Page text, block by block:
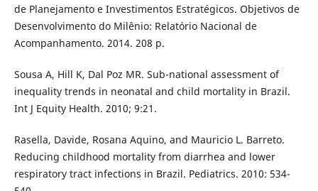
de Planejamento e Investimentos Estratégicos. Objetivos de
Desenvolvimento do Milênio: Relatório Nacional de
Acompanhamento. 2014. 208 p.
Sousa A, Hill K, Dal Poz MR. Sub-national assessment of
inequality trends in neonatal and child mortality in Brazil.
Int J Equity Health. 2010; 9:21.
Rasella, Davide, Rosana Aquino, and Mauricio L. Barreto.
Reducing childhood mortality from diarrhea and lower
respiratory tract infections in Brazil. Pediatrics. 2010: 534-